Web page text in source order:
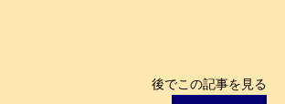
後でこの記事を見る